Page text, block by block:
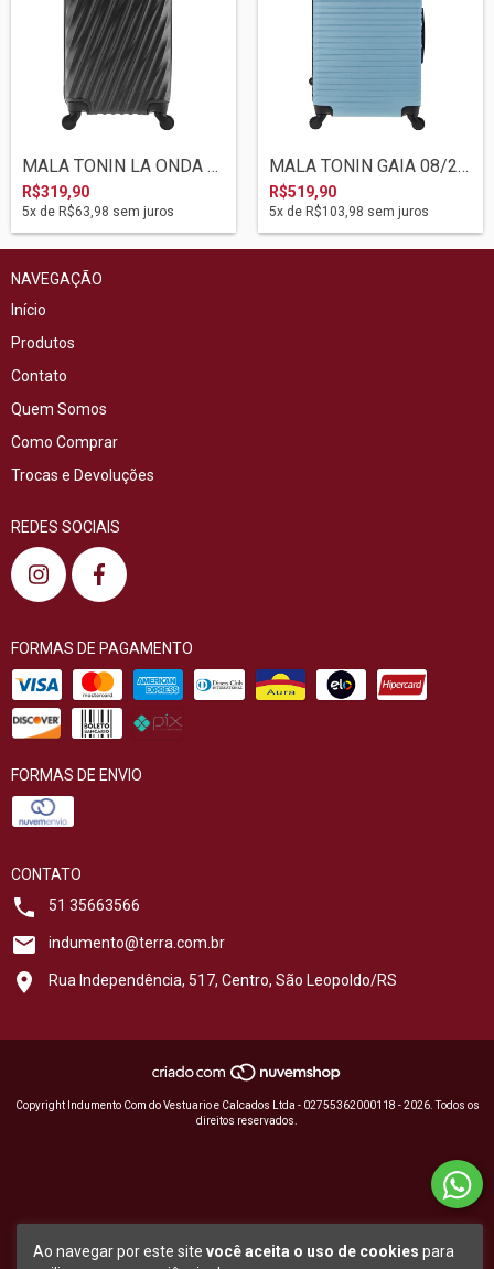
Ao navegar por este site você aceita o uso de cookies para
MALA TONIN LA ONDA 08/2022 2010 PRETO M
R$319,90
5x de R$63,98 sem juros
MALA TONIN GAIA 08/2022 2049 AZUL TURMAL...
R$519,90
5x de R$103,98 sem juros
NAVEGAÇÃO
Início
Produtos
Contato
Quem Somos
Como Comprar
Trocas e Devoluções
REDES SOCIAIS
FORMAS DE PAGAMENTO
FORMAS DE ENVIO
CONTATO
51 35663566
indumento@terra.com.br
Rua Independência, 517, Centro, São Leopoldo/RS
Copyright Indumento Com do Vestuario e Calcados Ltda - 02755362000118 - 2026. Todos os
direitos reservados.